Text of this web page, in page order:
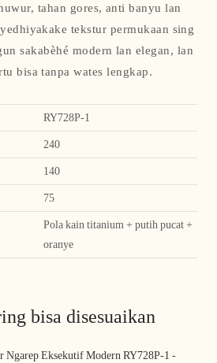
tahan gores, anti banyu lan
tekstur permukaan sing
sakabèhé modern lan elegan, lan
bisa tanpa wates lengkap.
RY728P-1
240
140
75
Pola kain titanium + putih pucat +
oranye
bisa disesuaikan